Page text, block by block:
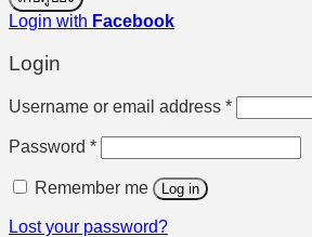
Login with Facebook
Login
Username or email address *Required
Password *Required
Remember me Log in
Lost your password?